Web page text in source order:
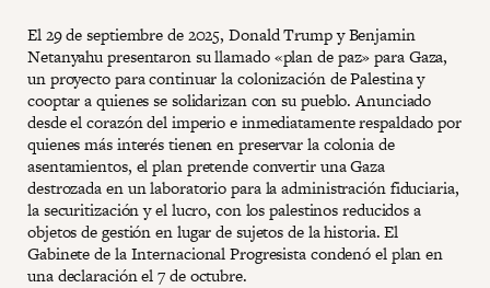
El 29 de septiembre de 2025, Donald Trump y Benjamin
Netanyahu presentaron su llamado «plan de paz» para Gaza,
un proyecto para continuar la colonización de Palestina y
cooptar a quienes se solidarizan con su pueblo. Anunciado
desde el corazón del imperio e inmediatamente respaldado por
quienes más interés tienen en preservar la colonia de
asentamientos, el plan pretende convertir una Gaza
destrozada en un laboratorio para la administración fiduciaria,
la securitización y el lucro, con los palestinos reducidos a
objetos de gestión en lugar de sujetos de la historia. El
Gabinete de la Internacional Progresista condenó el plan en
una declaración el 7 de octubre.